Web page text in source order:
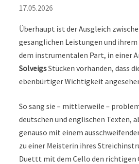
17.05.2026
Überhaupt ist der Ausgleich
gesanglichen Leistungen und
dem instrumentalen Part, in einer
SolveigsStücken vorhanden, dass
ebenbürtiger Wichtigkeit
So sang sie – mittlerweile –
deutschen und englischen Texten,
genauso mit einem
zu einer Meisterin ihres
Duettt mit dem Cello den richtigen